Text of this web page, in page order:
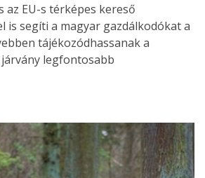
az EU-s térképes kereső
is segíti a magyar gazdálkodókat a
tájékozódhassanak a
legfontosabb